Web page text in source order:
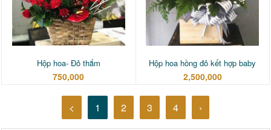
Hộp hoa- Đỏ thắm
750,000
Hộp hoa hồng đỏ kết hợp baby
2,500,000
< 1 2 3 4 ›